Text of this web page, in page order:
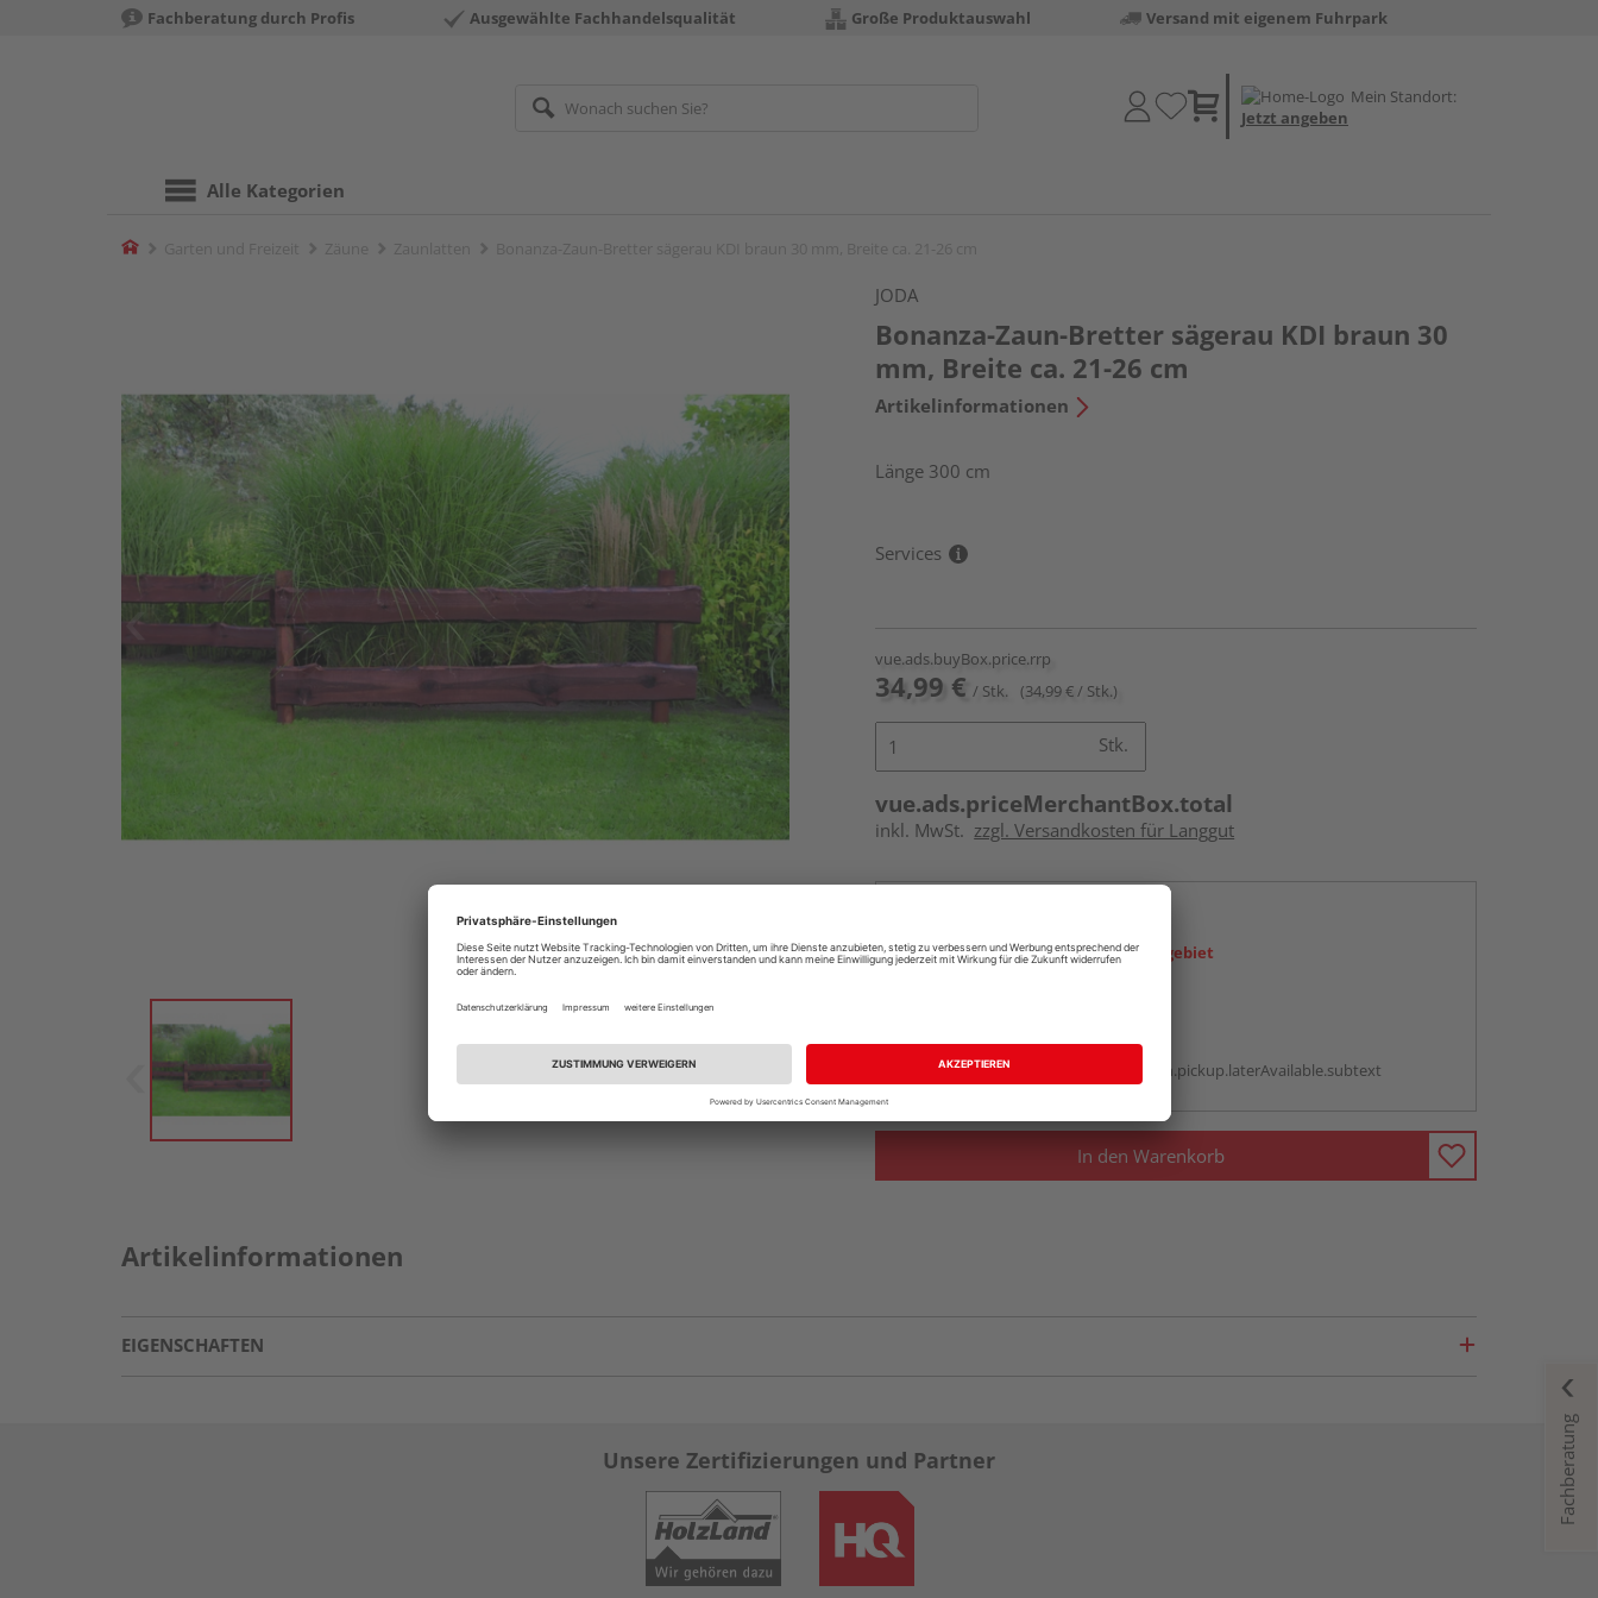
Fachberatung durch Profis Ausgewählte Fachhandelsqualität Große Produktauswahl Versand mit eigenem Fuhrpark
Mein Standort:
Jetzt angeben
Alle Kategorien
Home
JODA
Bonanza-Zaun-Bretter sägerau KDI braun 30
mm, Breite ca. 21-26 cm
Artikelinformationen
Länge 300 cm
Services
vue.ads.buyBox.price.rrp
34,99 € / Stk. (34,99 € / Stk.)
Stk.
vue.ads.priceMerchantBox.total
inkl. MwSt. zzgl. Versandkosten für Langgut
Ihr Standort ist nicht im Liefergebiet
Auf Vorbestellung:
vue.ads.priceMerchantBox.option.pickup.laterAvailable.subtext
In den Warenkorb
Artikelinformationen
EIGENSCHAFTEN
Fachberatung
Unsere Zertifizierungen und Partner